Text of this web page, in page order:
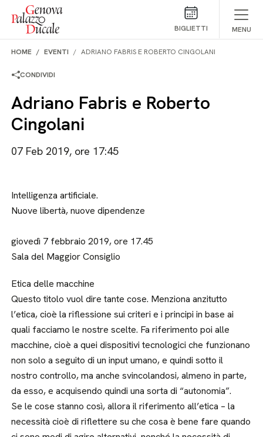
Salta al contenuto
BIGLIETTI MENU
HOME EVENTI ADRIANO FABRIS E ROBERTO CINGOLANI
CONDIVIDI
Adriano Fabris e Roberto
Cingolani
07 Feb 2019, ore 17:45
Intelligenza artificiale.
Nuove libertà, nuove dipendenze
giovedì 7 febbraio 2019, ore 17.45
Sala del Maggior Consiglio
Etica delle macchine
Questo titolo vuol dire tante cose. Menziona anzitutto
l’etica, cioè la riflessione sui criteri e i principi in base ai
quali facciamo le nostre scelte. Fa riferimento poi alle
macchine, cioè a quei dispositivi tecnologici che funzionano
non solo a seguito di un input umano, e quindi sotto il
nostro controllo, ma anche svincolandosi, almeno in parte,
da esso, e acquisendo quindi una sorta di “autonomia”.
Se le cose stanno così, allora il riferimento all’etica – la
necessità cioè di riflettere su che cosa è bene fare quando